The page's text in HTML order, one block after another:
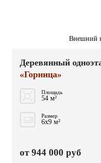
Внешний
Деревянный
«Горница»
Площадь
54 м²
Размер
6x9 м²
от 944 000 руб